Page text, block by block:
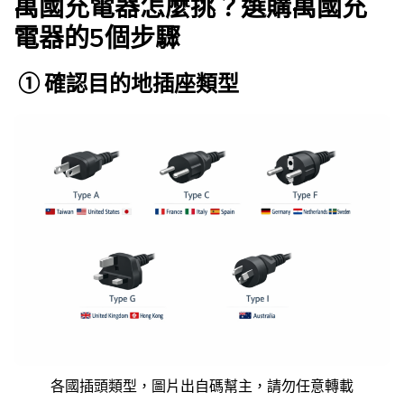
萬國充電器怎麼挑？選購萬國充
電器的5個步驟
① 確認目的地插座類型
各國插頭類型，圖片出自碼幫主，請勿任意轉載